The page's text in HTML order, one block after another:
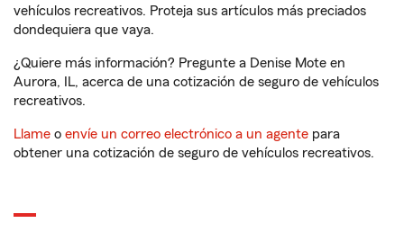
vehículos recreativos. Proteja sus artículos más preciados
dondequiera que vaya.
¿Quiere más información? Pregunte a Denise Mote en
Aurora, IL, acerca de una cotización de seguro de vehículos
recreativos.
Llame o envíe un correo electrónico a un agente para
obtener una cotización de seguro de vehículos recreativos.